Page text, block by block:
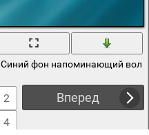
Синий фон напоминающий
Вперед
2
4